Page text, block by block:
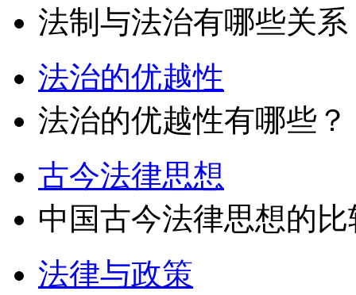
法制与法治有哪些关系
法治的优越性
法治的优越性有哪些？
古今法律思想
中国古今法律思想的比
法律与政策